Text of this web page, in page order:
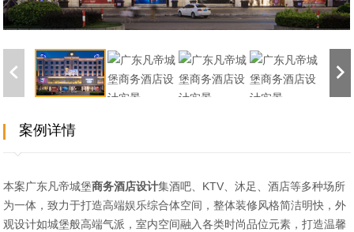
案例详情
本案广东凡帝城堡商务酒店设计集酒吧、KTV、沐足、酒店等多种场所
为一体，致力于打造高端娱乐综合体空间，整体装修风格简洁明快，外
观设计如城堡般高端气派，室内空间融入各类时尚品位元素，打造温馨